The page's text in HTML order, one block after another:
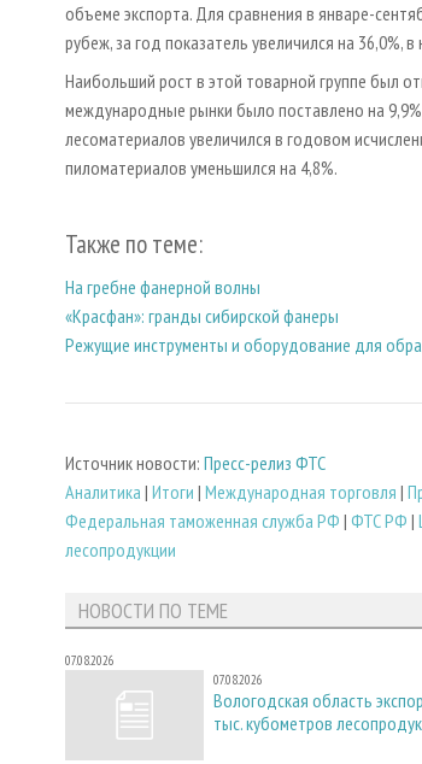
объеме экспорта. Для сравнения в январе-
рубеж, за год показатель увеличился на 36,0%,
Наибольший рост в этой товарной группе был
международные рынки было поставлено на
лесоматериалов увеличился в годовом
пиломатериалов уменьшился на 4,8%.
Также по теме:
На гребне фанерной волны
«Красфан»: гранды сибирской фанеры
Режущие инструменты и оборудование для
Источник новости: Пресс-релиз ФТС
Аналитика | Итоги | Международная торговля |
Федеральная таможенная служба РФ | ФТС РФ |
лесопродукции
НОВОСТИ ПО ТЕМЕ
07.08.2026
07.08.2026
Вологодская область
тыс. кубометров